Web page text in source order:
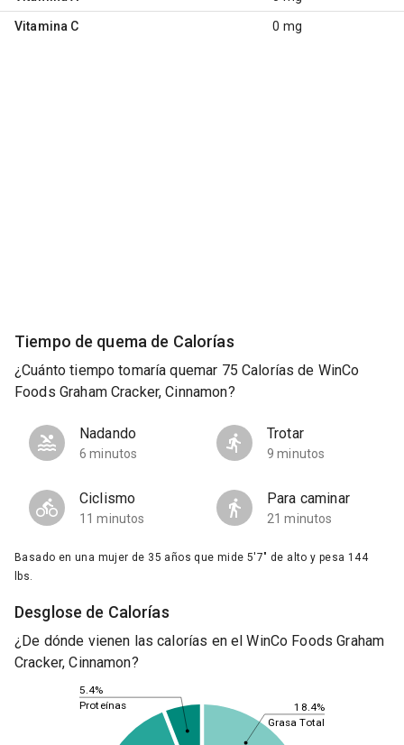
Vitamina C 0 mg
Tiempo de quema de Calorías
¿Cuánto tiempo tomaría quemar 75 Calorías de WinCo
Foods Graham Cracker, Cinnamon?
Nadando
6 minutos
Trotar
9 minutos
Ciclismo
11 minutos
Para caminar
21 minutos
Basado en una mujer de 35 años que mide 5'7" de alto y pesa 144
lbs.
Desglose de Calorías
¿De dónde vienen las calorías en el WinCo Foods Graham
Cracker, Cinnamon?
18.4%
5.4%
Grasa Total
Proteínas